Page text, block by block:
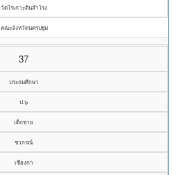
วัดไร่เกาะต้นสำโรง
คณะจังหวัดนครปฐม
37
ประถมศึกษา
ป.๖
เด็กชาย
ชวกรณ์
เชียงกา